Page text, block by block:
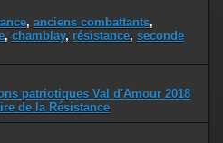
, anciens combattants,
, chamblay, résistance, seconde
patriotiques Val d'Amour 2018
de la Résistance